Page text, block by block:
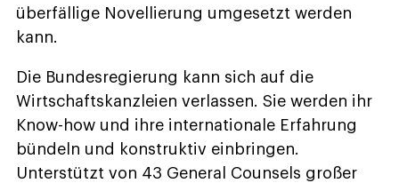
überfällige Novellierung umgesetzt werden
kann.
Die Bundesregierung kann sich auf die
Wirtschaftskanzleien verlassen. Sie werden ihr
Know-how und ihre internationale Erfahrung
bündeln und konstruktiv einbringen.
Unterstützt von 43 General Counsels großer